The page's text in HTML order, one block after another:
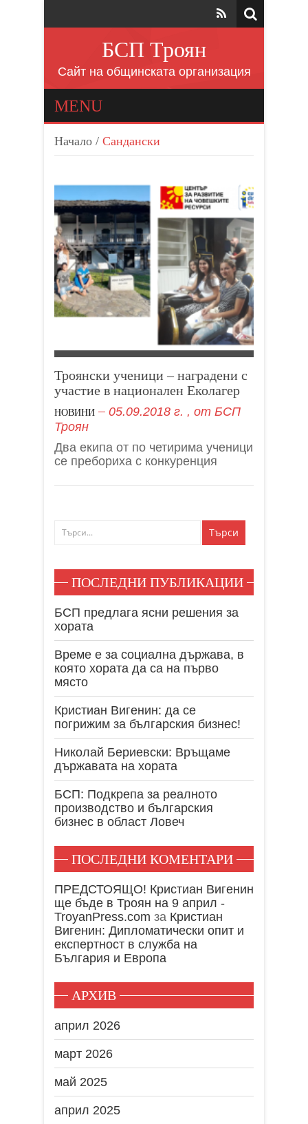
БСП Троян
Сайт на общинската организация
MENU
Начало / Сандански
Троянски ученици – наградени с
участие в национален Еколагер
НОВИНИ 05.09.2018 г. , от БСП
Троян
Два екипа от по четирима ученици
се пребориха с конкуренция
ПОСЛЕДНИ ПУБЛИКАЦИИ
БСП предлага ясни решения за
хората
Време е за социална държава, в
която хората да са на първо
място
Кристиан Вигенин: да се
погрижим за българския бизнес!
Николай Бериевски: Връщаме
държавата на хората
БСП: Подкрепа за реалното
производство и българския
бизнес в област Ловеч
ПОСЛЕДНИ КОМЕНТАРИ
ПРЕДСТОЯЩО! Кристиан Вигенин
ще бъде в Троян на 9 април -
TroyanPress.com за Кристиан
Вигенин: Дипломатически опит и
експертност в служба на
България и Европа
АРХИВ
април 2026
март 2026
май 2025
април 2025